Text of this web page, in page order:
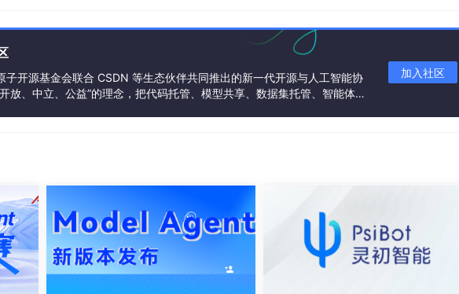
子开源基金会联合 CSDN 等生态伙伴共同推出的新一代开源与人工智能协
放、中立、公益”的理念，把代码托管、模型共享、数据集托管、智能体开
加入社区